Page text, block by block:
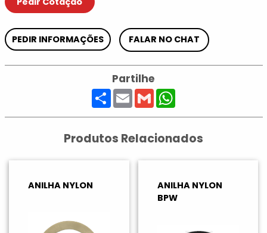
PEDIR INFORMAÇÕES FALAR NO CHAT
Partilhe
ShareEmailGmail
Produtos Relacionados
ANILHA NYLON
ANILHA NYLON
BPW